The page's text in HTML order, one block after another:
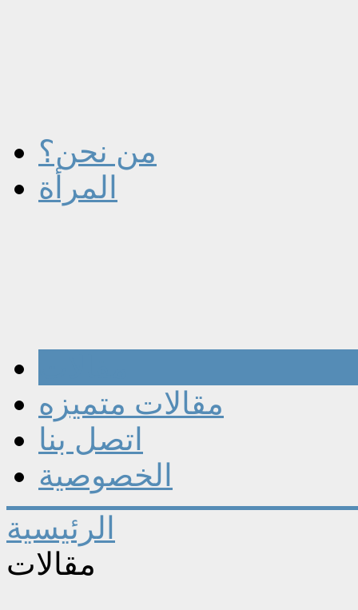
من نحن؟
المرأة
مقالات متميزه
اتصل بنا
الخصوصية
الرئيسية
مقالات